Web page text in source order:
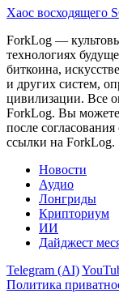
Хаос восходящего
ForkLog —
технологиях
биткоина,
и других систем,
цивилизации. Все
ForkLog. Вы можете
после
ссылки на ForkLog.
Новости
Аудио
Лонгриды
Крипториум
ИИ
Дайджест
Telegram (AI)
Политика